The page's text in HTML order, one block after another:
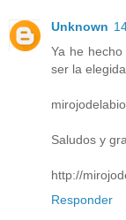
Unknown
Ya he
ser la elegida.
Saludos y
http://
Responder